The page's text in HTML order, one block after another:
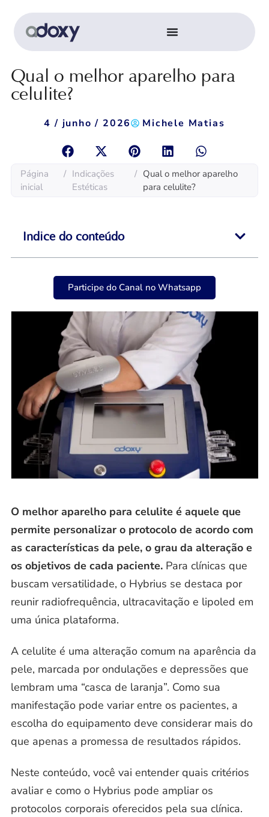
Qual o melhor aparelho para
celulite?
4 / junho / 2026 Michele Matias
Página
inicial
/ Indicações
Estéticas
/ Qual o melhor aparelho
para celulite?
Indice do conteúdo
Participe do Canal no Whatsapp
O melhor aparelho para celulite é aquele que
permite personalizar o protocolo de acordo com
as características da pele, o grau da alteração e
os objetivos de cada paciente.Para clínicas que
buscam versatilidade, o Hybrius se destaca por
reunir radiofrequência, ultracavitação e lipoled em
uma única plataforma.
A celulite é uma alteração comum na aparência da
pele, marcada por ondulações e depressões que
lembram uma “casca de laranja”. Como sua
manifestação pode variar entre os pacientes, a
escolha do equipamento deve considerar mais do
que apenas a promessa de resultados rápidos.
Neste conteúdo, você vai entender quais critérios
avaliar e como o Hybrius pode ampliar os
protocolos corporais oferecidos pela sua clínica.